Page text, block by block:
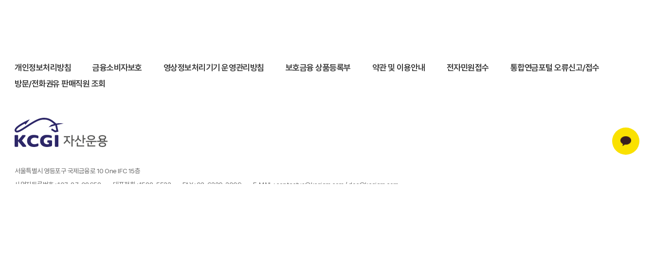
개인정보처리방침 금융소비자보호 영상정보처리기기 운영관리방침 보호금융 상품등록부 약관 및 이용안내 전자민원접수
통합연금포털 오류신고/접수
방문/전화권유 판매직원 조회
서울특별시 영등포구 국제금융로 10 One IFC 15층
사업자등록번호 : 107-87-08658
대표전화 : 1588-5533 FAX : 02-6320-3009 E-MAIL : contactus@kcgiam.com / doc@kcgiam.com